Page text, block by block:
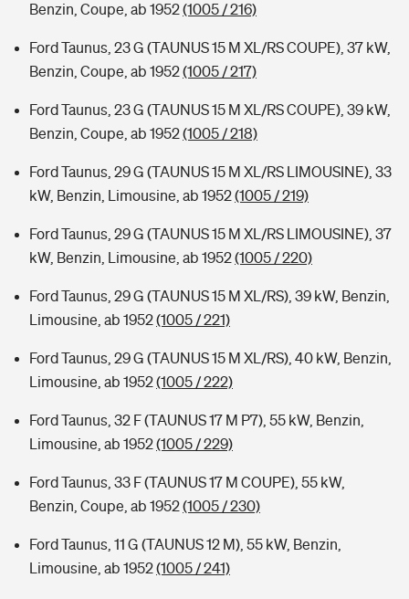
Benzin, Coupe, ab 1952(1005 / 216)
Ford Taunus, 23 G (TAUNUS 15 M XL/RS COUPE), 37 kW,
Benzin, Coupe, ab 1952(1005 / 217)
Ford Taunus, 23 G (TAUNUS 15 M XL/RS COUPE), 39 kW,
Benzin, Coupe, ab 1952(1005 / 218)
Ford Taunus, 29 G (TAUNUS 15 M XL/RS LIMOUSINE), 33
kW, Benzin, Limousine, ab 1952(1005 / 219)
Ford Taunus, 29 G (TAUNUS 15 M XL/RS LIMOUSINE), 37
kW, Benzin, Limousine, ab 1952(1005 / 220)
Ford Taunus, 29 G (TAUNUS 15 M XL/RS), 39 kW, Benzin,
Limousine, ab 1952(1005 / 221)
Ford Taunus, 29 G (TAUNUS 15 M XL/RS), 40 kW, Benzin,
Limousine, ab 1952(1005 / 222)
Ford Taunus, 32 F (TAUNUS 17 M P7), 55 kW, Benzin,
Limousine, ab 1952(1005 / 229)
Ford Taunus, 33 F (TAUNUS 17 M COUPE), 55 kW,
Benzin, Coupe, ab 1952(1005 / 230)
Ford Taunus, 11 G (TAUNUS 12 M), 55 kW, Benzin,
Limousine, ab 1952(1005 / 241)